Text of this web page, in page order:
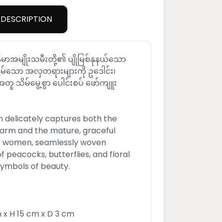
DESCRIPTION
ာအမျိုးသမီးတို့၏ ပျိုမြစ်နုနယ်သော
ာ အလှတရားများကို ဥဒေါင်း၊
တူ သိမ်မွေ့စွာ ပေါင်းစပ် ဖော်ကျူး
delicately captures both the
and the mature, graceful
seamlessly woven
peacocks, butterflies, and floral
of beauty.
H 15 cm x D 3 cm